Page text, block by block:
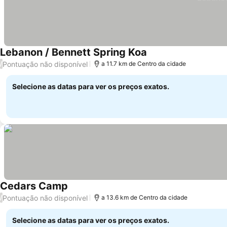
Lebanon / Bennett Spring Koa
/Pontuação não disponível a 11.7 km de Centro da cidade
Selecione as datas para ver os preços exatos.
Cedars Camp Ver preços
/Pontuação não disponível a 13.6 km de Centro da cidade
Selecione as datas para ver os preços exatos.